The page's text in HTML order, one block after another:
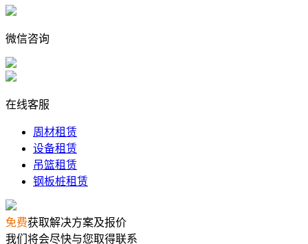
微信咨询
在线客服
周材租赁
设备租赁
吊篮租赁
钢板桩租赁
免费获取解决方案及报价
我们将会尽快与您取得联系